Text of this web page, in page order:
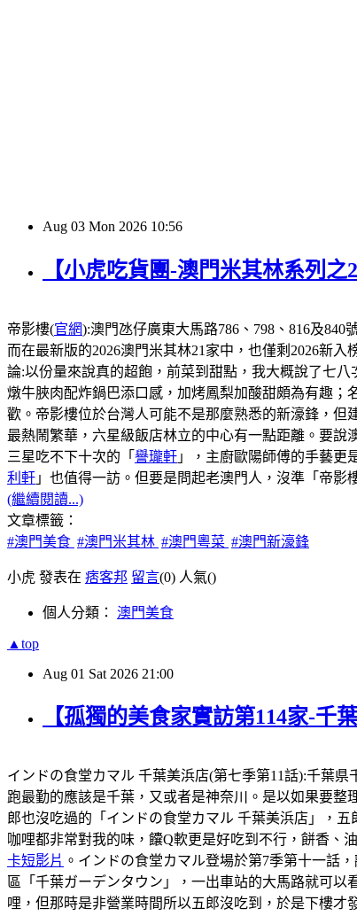
Aug 03 Mon 2026 10:56
【小虎吃貨團-澳門米其林系列
帝影樓(官網):澳門氹仔廣東大馬路786、798、816及840
而在最新版的2026澳門米其林21家中，也僅剩2026新
論:以份量來說真的超飽，前菜到甜點，我大概說了七
燉牛脥肉配炸鍋巴添口感，加烤鳳梨加酸甜頗為有趣
歡。帝影樓位於台灣人可能不是那麼熟悉的新濠鋒，但
最熱鬧繁華，六星級飯店林立的中心有一點距離。要說
三星吃不下十次的「 譽瓏軒 」，主廚歐陽師傅的手藝更
利軒 」也值得一訪。但要是問起老澳門人，沒準「帝影
(繼續閱讀...)
文章標籤：
#澳門美食 #澳門米其林 #澳門粵菜 #澳門新濠鋒
小虎 發表在 痞客邦 留言(0) 人氣()
個人分類： 澳門美食
▲top
Aug 01 Sat 2026 21:00
【孤獨的美食家實訪第114家-
インドの食堂カマル 千葉美浜店(第七季第11話):千葉県
跑最勤的應該是千葉，又或者是神奈川。是以如果要
郎也沒吃過的「インドの食堂カマル 千葉美浜店」，
咖哩都非常對我的味，饢Q軟更是好吃到不行，餅香、
卡短影片 。インドの食堂カマル登場於第7季第十一話
區「千葉ガーデンタウン」，一出車站的大馬路就可
哩，但那時是非營業時間所以五郎沒吃到，於是下樓才